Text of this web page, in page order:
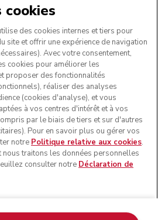
ACCEPTONS
NOUS
multifonction sont des marques
des cookies internes et tiers pour
site et offrir une expérience de navigation
Avec votre consentement,
cookies pour améliorer les
proposer des fonctionnalités
réaliser des analyses
(cookies d'analyse), et vous
à vos centres d'intérêt et à vos
par le biais de tiers et sur d'autres
Pour en savoir plus ou gérer vos
notre Politique relative aux cookies.
nous traitons les données personnelles
consulter notre Déclaration de